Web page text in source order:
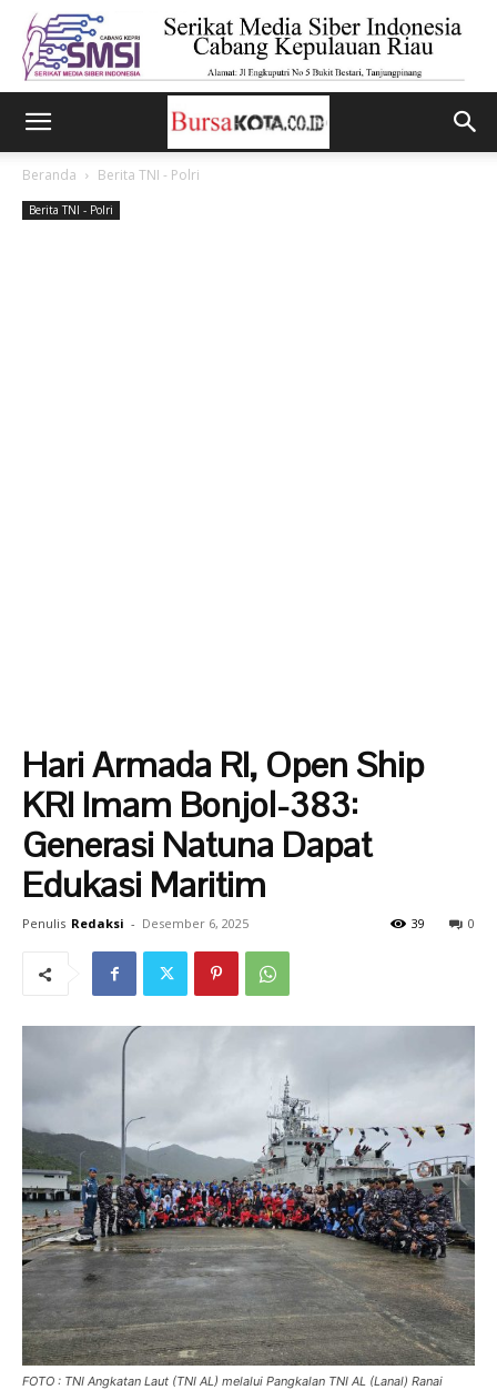
Beranda Berita TNI - Polri
Berita TNI - Polri
Hari Armada RI, Open Ship
KRI Imam Bonjol-383:
Generasi Natuna Dapat
Edukasi Maritim
Penulis Redaksi - Desember 6, 2025 0
39
FOTO : TNI Angkatan Laut (TNI AL) melalui Pangkalan TNI AL (Lanal) Ranai